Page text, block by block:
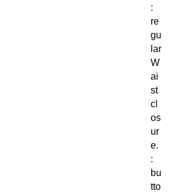
:
re
gu
lar
W
ai
st
cl
os
ur
e.
:
bu
tto